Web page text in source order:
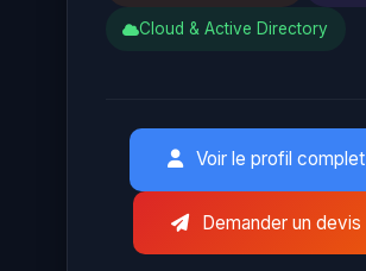
Cloud & Active Directory
Voir le profil complet
Demander un devis